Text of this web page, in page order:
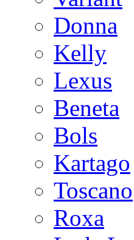
Donna
Kelly
Lexus
Beneta
Bols
Kartago
Toscano
Roxa